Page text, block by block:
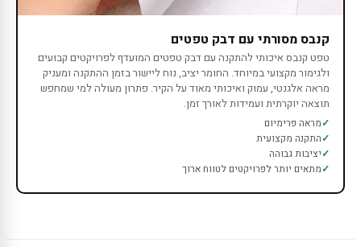
קנבס מסורתי עם דבק טפטים
טפט קנבס איכותי להתקנה עם דבק טפטים המועדף לפרויקטים קבועים
ולגימור מקצועי במיוחד. החומר יציב, נוח ליישור בזמן ההתקנה ומעניק
מראה אלגנטי, עמוק ואיכותי מאוד על הקיר. פתרון מעולה למי שמחפש
תוצאה יוקרתית ועמידות לאורך זמן.
מראה פרימיום
התקנה מקצועית
יציבות גבוהה
מתאים יותר לפרויקטים לטווח ארוך